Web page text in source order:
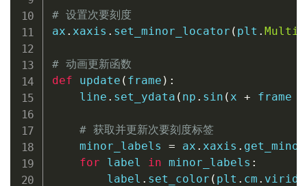
# 设置次要刻度
ax . xaxis . set_minor_locator ( plt .
# 动画更新函数
def
update ( frame ) :
    line
. set_ydata ( np . sin ( x + frame
# 获取并更新次要刻度标签
    minor_labels
= ax . xaxis .
for label in minor_labels :
        label
. set_color ( plt . cm .